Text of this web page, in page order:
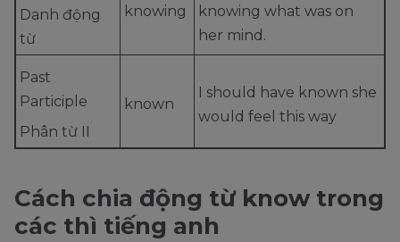
Danh động
từ
knowing
knowing what was on
her mind.
Past
Participle
Phân từ II
known
I should have known she
would feel this way
Cách chia động từ know trong
các thì tiếng anh